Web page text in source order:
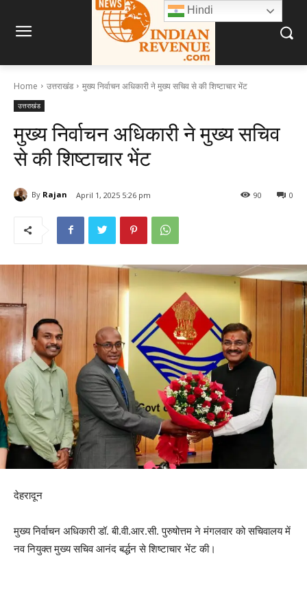
Home उत्तराखंड मुख्य निर्वाचन अधिकारी ने मुख्य सचिव से की शिष्टाचार भेंट
उत्तराखंड
मुख्य निर्वाचन अधिकारी ने मुख्य सचिव
से की शिष्टाचार भेंट
By Rajan April 1, 2025 5:26 pm 0
90
देहरादून
मुख्य निर्वाचन अधिकारी डॉ. बी.वी.आर.सी. पुरुषोत्तम ने मंगलवार को सचिवालय में
नव नियुक्त मुख्य सचिव आनंद बर्द्धन से शिष्टाचार भेंट की।
Hindi